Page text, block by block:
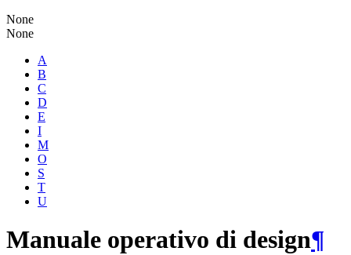
None
None
A
B
C
D
E
I
M
O
S
T
U
Manuale operativo di design¶